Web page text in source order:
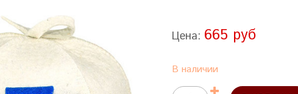
Цена: 665 руб
В наличии